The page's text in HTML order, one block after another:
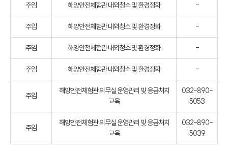
주임 해양안전체험관 내외청소 및 환경정화 -
주임 해양안전체험관 내외청소 및 환경정화 -
주임 해양안전체험관 내외청소 및 환경정화 -
주임 해양안전체험관 내외청소 및 환경정화 -
주임
해양안전체험관 의무실 운영관리 및 응급처치
교육
032-890-
5053
주임
해양안전체험관 의무실 운영관리 및 응급처치
교육
032-890-
5039